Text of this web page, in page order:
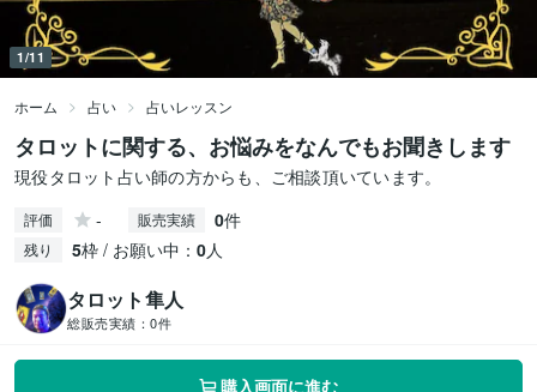
1/11
ホーム 占い 占いレッスン
タロットに関する、お悩みをなんでもお聞きします
現役タロット占い師の方からも、ご相談頂いています。
評価 - 販売実績 0件
残り 5枠 / お願い中： 0人
タロット隼人
総販売実績： 0件
購入画面に進む